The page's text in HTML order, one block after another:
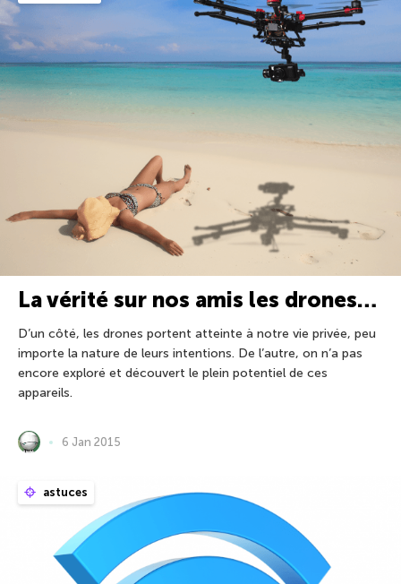
La vérité sur nos amis les drones…
D’un côté, les drones portent atteinte à notre vie privée, peu
importe la nature de leurs intentions. De l’autre, on n’a pas
encore exploré et découvert le plein potentiel de ces
appareils.
6 Jan 2015
astuces